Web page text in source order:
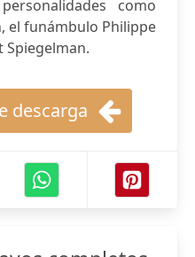
como
el funámbulo Philippe
descarga